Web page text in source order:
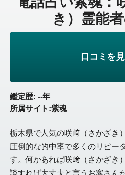
き）霊能
口コミを
鑑定歴: --年
所属サイト:紫魂
栃木県で人気の咲﨑（さかざき
圧倒的な的中率で多くのリピー
す。何かあれば咲﨑（さかざき
談すれば大丈夫と言うお客さん